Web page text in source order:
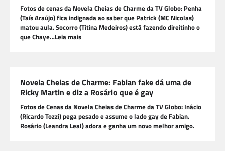
Fotos de cenas da Novela Cheias de Charme da TV Globo: Penha
(Taís Araújo) fica indignada ao saber que Patrick (MC Nicolas)
matou aula. Socorro (Titina Medeiros) está fazendo direitinho o
que Chaye…Leia mais
Novela Cheias de Charme: Fabian fake dá uma de
Ricky Martin e diz a Rosário que é gay
Fotos de Cenas da Novela Cheias de Charme da TV Globo: Inácio
(Ricardo Tozzi) pega pesado e assume o lado gay de Fabian.
Rosário (Leandra Leal) adora e ganha um novo melhor amigo.